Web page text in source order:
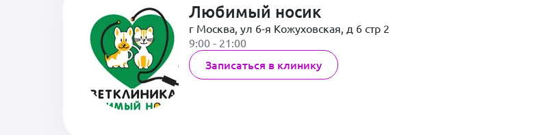
Любимый носик
г Москва, ул 6-я Кожуховская, д 6 стр 2
9:00 - 21:00
Записаться в клинику